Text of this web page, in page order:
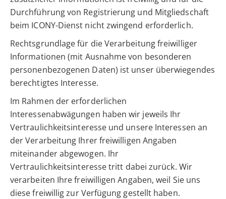
Durchführung von Registrierung und Mitgliedschaft
beim ICONY-Dienst nicht zwingend erforderlich.
Rechtsgrundlage für die Verarbeitung freiwilliger
Informationen (mit Ausnahme von besonderen
personenbezogenen Daten) ist unser überwiegendes
berechtigtes Interesse.
Im Rahmen der erforderlichen
Interessenabwägungen haben wir jeweils Ihr
Vertraulichkeitsinteresse und unsere Interessen an
der Verarbeitung Ihrer freiwilligen Angaben
miteinander abgewogen. Ihr
Vertraulichkeitsinteresse tritt dabei zurück. Wir
verarbeiten Ihre freiwilligen Angaben, weil Sie uns
diese freiwillig zur Verfügung gestellt haben.